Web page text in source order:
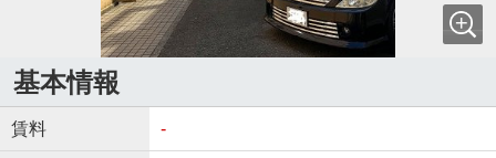
基本情報
賃料 -